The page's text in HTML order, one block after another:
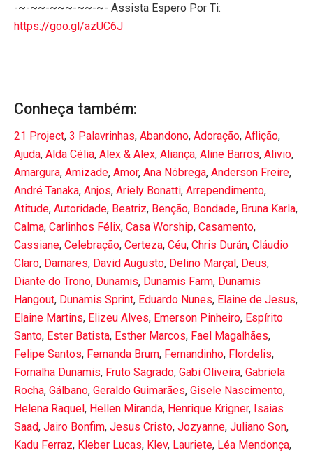
-~-~~-~~~-~~-~- Assista Espero Por Ti:
https://goo.gl/azUC6J
Conheça também:
21 Project, 3 Palavrinhas, Abandono, Adoração, Aflição,
Ajuda, Alda Célia, Alex & Alex, Aliança, Aline Barros, Alivio,
Amargura, Amizade, Amor, Ana Nóbrega, Anderson Freire,
André Tanaka, Anjos, Ariely Bonatti, Arrependimento,
Atitude, Autoridade, Beatriz, Benção, Bondade, Bruna Karla,
Calma, Carlinhos Félix, Casa Worship, Casamento,
Cassiane, Celebração, Certeza, Céu, Chris Durán, Cláudio
Claro, Damares, David Augusto, Delino Marçal, Deus,
Diante do Trono, Dunamis, Dunamis Farm, Dunamis
Hangout, Dunamis Sprint, Eduardo Nunes, Elaine de Jesus,
Elaine Martins, Elizeu Alves, Emerson Pinheiro, Espírito
Santo, Ester Batista, Esther Marcos, Fael Magalhães,
Felipe Santos, Fernanda Brum, Fernandinho, Flordelis,
Fornalha Dunamis, Fruto Sagrado, Gabi Oliveira, Gabriela
Rocha, Gálbano, Geraldo Guimarães, Gisele Nascimento,
Helena Raquel, Hellen Miranda, Henrique Krigner, Isaias
Saad, Jairo Bonfim, Jesus Cristo, Jozyanne, Juliano Son,
Kadu Ferraz, Kleber Lucas, Klev, Lauriete, Léa Mendonça,